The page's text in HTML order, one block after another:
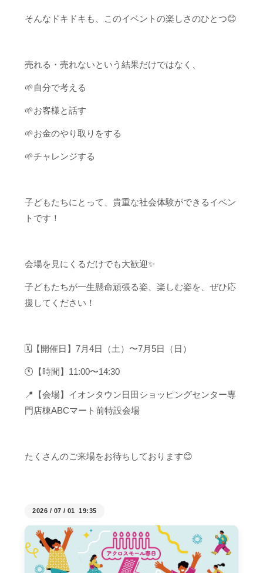
そんなドキドキも、このイベントの楽しさのひとつ😊
売れる・売れないという結果だけではなく、
🌱自分で考える
🌱お客様と話す
🌱お金のやり取りをする
🌱チャレンジする
子どもたちにとって、貴重な社会体験ができるイベン
トです！
会場を見にくるだけでも大歓迎✨
子どもたちが一生懸命頑張る姿、楽しむ姿を、ぜひ応
援してください！
🗓️【開催日】7月4日（土）〜7月5日（日）
🕚【時間】11:00〜14:30
📍【会場】イオンタウン日田ショッピングセンター専
門店棟ABCマート前特設会場
たくさんのご来場をお待ちしております😊
2026 / 07 / 01 19:35